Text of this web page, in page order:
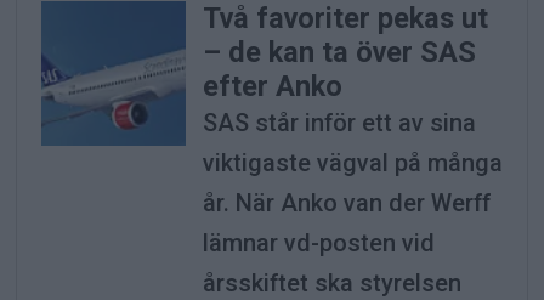
Två favoriter pekas ut
– de kan ta över SAS
efter Anko
SAS står inför ett av sina
viktigaste vägval på många
år. När Anko van der Werff
lämnar vd-posten vid
årsskiftet ska styrelsen